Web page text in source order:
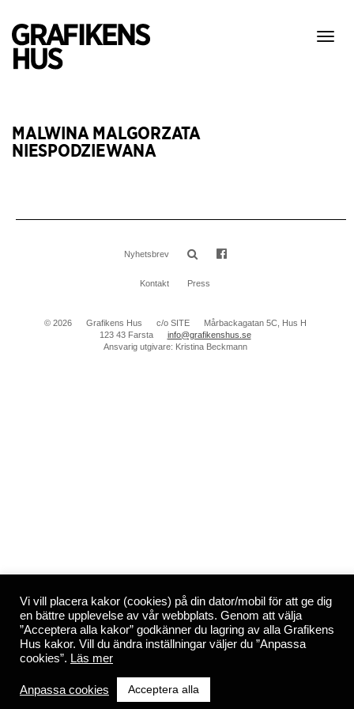
Visa
MALWINA MALGORZATA
NIESPODZIEWANA
Nyhetsbrev
Kontakt Press
© 2026 Grafikens Hus c/o SITE
Mårbackagatan 5C, Hus H
123 43 Farsta
info@grafikenshus.se
Ansvarig utgivare: Kristina Beckmann
Vi vill placera kakor (cookies) på din dator/mobil för att ge dig
en bättre upplevelse av vår webbplats. Genom att välja
”Acceptera alla kakor” godkänner du lagring av alla Grafikens
Hus kakor. Vill du ändra inställningar väljer du ”Anpassa
cookies”. Läs mer
Anpassa cookies Acceptera alla